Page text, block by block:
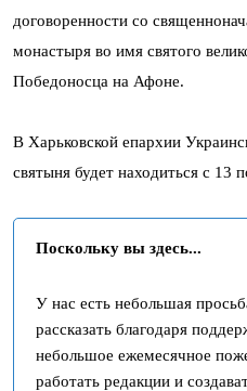
договоренности со
монастыря во имя святого
Победоносца на Афоне.
В Харьковской епархии
святыня будет находиться с 13
Поскольку вы здесь...
У нас есть небольшая
рассказать благодаря
небольшое ежемесячное
работать редакции и